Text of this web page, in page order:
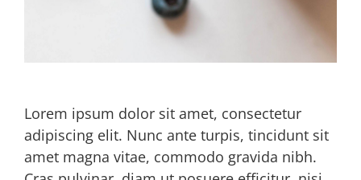
Lorem ipsum dolor sit amet, consectetur
adipiscing elit. Nunc ante turpis, tincidunt sit
amet magna vitae, commodo gravida nibh.